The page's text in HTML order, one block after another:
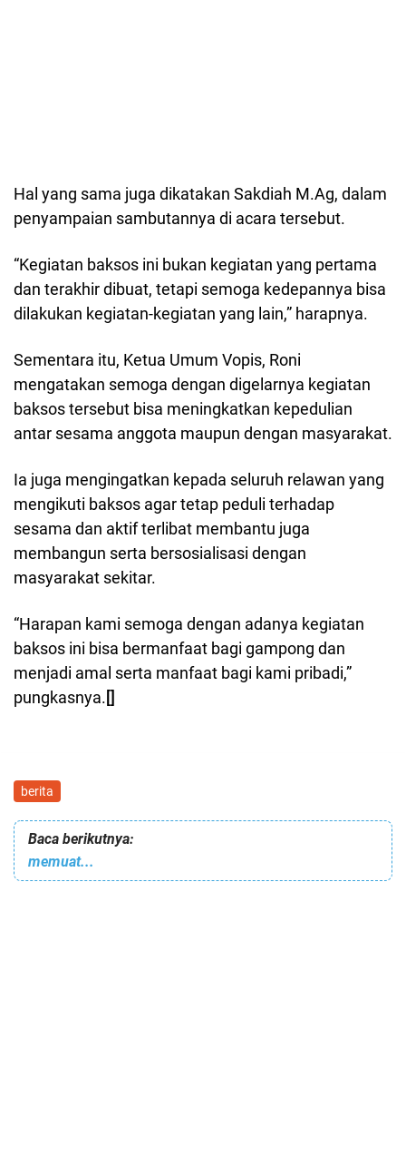
Hal yang sama juga dikatakan Sakdiah M.Ag, dalam
penyampaian sambutannya di acara tersebut.
“Kegiatan baksos ini bukan kegiatan yang pertama
dan terakhir dibuat, tetapi semoga kedepannya bisa
dilakukan kegiatan-kegiatan yang lain,” harapnya.
Sementara itu, Ketua Umum Vopis, Roni
mengatakan semoga dengan digelarnya kegiatan
baksos tersebut bisa meningkatkan kepedulian
antar sesama anggota maupun dengan masyarakat.
Ia juga mengingatkan kepada seluruh relawan yang
mengikuti baksos agar tetap peduli terhadap
sesama dan aktif terlibat membantu juga
membangun serta bersosialisasi dengan
masyarakat sekitar.
“Harapan kami semoga dengan adanya kegiatan
baksos ini bisa bermanfaat bagi gampong dan
menjadi amal serta manfaat bagi kami pribadi,”
pungkasnya.[]
berita
Baca berikutnya:
memuat...